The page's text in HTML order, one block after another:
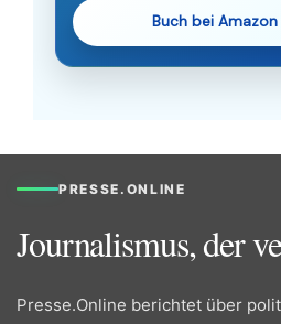
Buch bei
PRESSE.ONLINE
Journalismus, der
Presse.Online berichtet über